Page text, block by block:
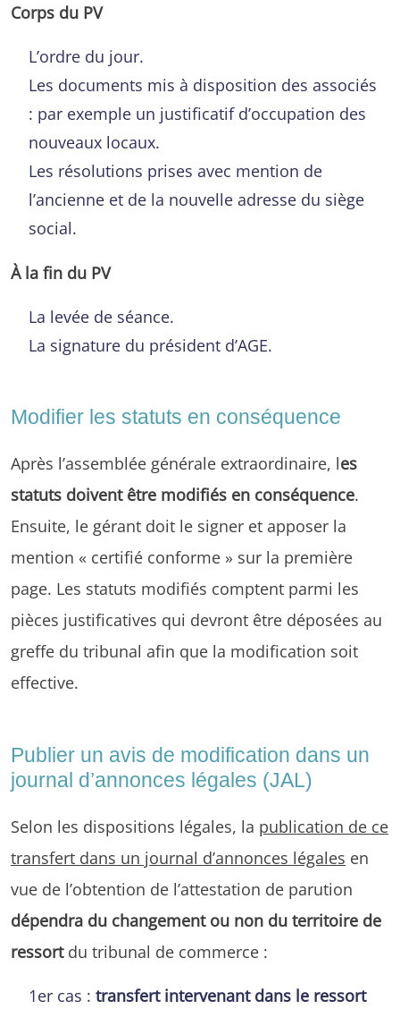
Corps du PV
L’ordre du jour.
Les documents mis à disposition des associés
: par exemple un justificatif d’occupation des
nouveaux locaux.
Les résolutions prises avec mention de
l’ancienne et de la nouvelle adresse du siège
social.
À la fin du PV
La levée de séance.
La signature du président d’AGE.
Modifier les statuts en conséquence
Après l’assemblée générale extraordinaire, les
statuts doivent être modifiés en conséquence.
Ensuite, le gérant doit le signer et apposer la
mention « certifié conforme » sur la première
page. Les statuts modifiés comptent parmi les
pièces justificatives qui devront être déposées au
greffe du tribunal afin que la modification soit
effective.
Publier un avis de modification dans un
journal d’annonces légales (JAL)
Selon les dispositions légales, la publication de ce
transfert dans un journal d’annonces légales en
vue de l’obtention de l’attestation de parution
dépendra du changement ou non du territoire de
ressort du tribunal de commerce :
1er cas : transfert intervenant dans le ressort